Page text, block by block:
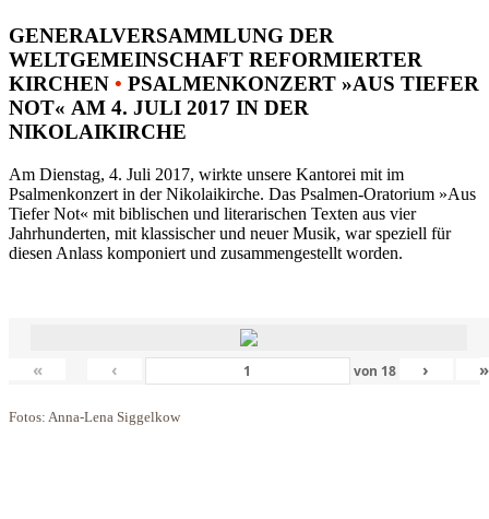
GENERALVERSAMMLUNG DER
WELTGEMEINSCHAFT REFORMIERTER
KIRCHEN • PSALMENKONZERT »AUS TIEFER
NOT« AM 4. JULI 2017 IN DER
NIKOLAIKIRCHE
Am Dienstag, 4. Juli 2017, wirkte unsere Kantorei mit im
Psalmenkonzert in der Nikolaikirche. Das Psalmen-Oratorium »Aus
Tiefer Not« mit biblischen und literarischen Texten aus vier
Jahrhunderten, mit klassischer und neuer Musik, war speziell für
diesen Anlass komponiert und zusammengestellt worden.
« ‹ von 18 › »
Fotos: Anna-Lena Siggelkow